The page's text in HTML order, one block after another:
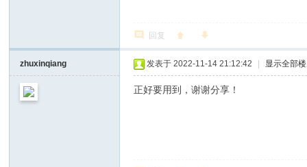
回复
zhuxinqiang 发表于 2022-11-14 21:12:42 显示全部
正好要用到，谢谢分享！